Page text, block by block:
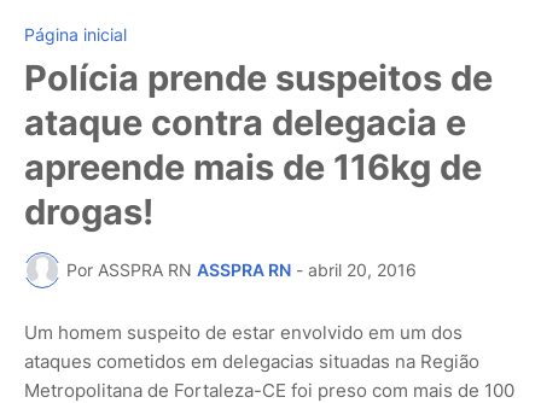
Página inicial
Polícia prende suspeitos de
ataque contra delegacia e
apreende mais de 116kg de
drogas!
Por ASSPRA RN ASSPRA RN - abril 20, 2016
Um homem suspeito de estar envolvido em um dos
ataques cometidos em delegacias situadas na Região
Metropolitana de Fortaleza-CE foi preso com mais de 100